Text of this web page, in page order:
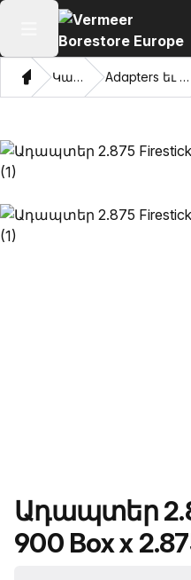
Բաց հիմնական մենյու
Տուն Կատալոգ Adapters եւ քաշվել աչքերը
Ապրանքի
Ադապտեր
900 Box x